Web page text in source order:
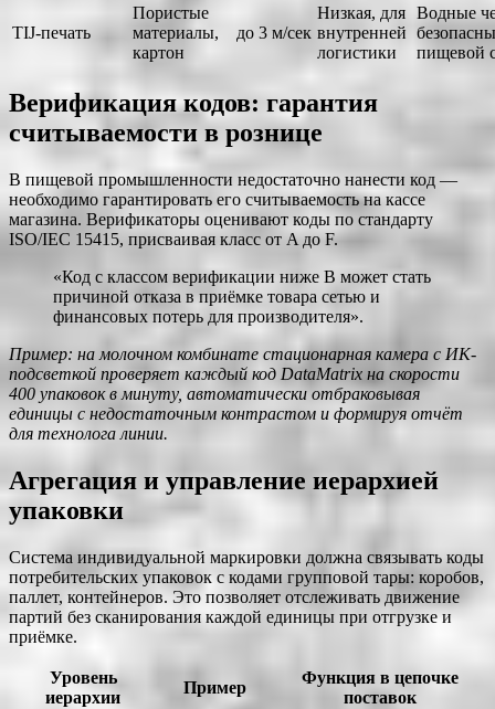
TIJ-печать
Пористые
материалы,
картон
до 3 м/сек
Низкая, для
внутренней
логистики
Водные
пищевой
Верификация кодов: гарантия
считываемости в рознице
В пищевой промышленности недостаточно нанести код —
необходимо гарантировать его считываемость на кассе
магазина. Верификаторы оценивают коды по стандарту
ISO/IEC 15415, присваивая класс от A до F.
«Код с классом верификации ниже B может стать
причиной отказа в приёмке товара сетью и
финансовых потерь для производителя».
Пример: на молочном комбинате стационарная камера с ИК-
подсветкой проверяет каждый код DataMatrix на скорости
400 упаковок в минуту, автоматически отбраковывая
единицы с недостаточным контрастом и формируя отчёт
для технолога линии.
Агрегация и управление иерархией
упаковки
Система индивидуальной маркировки должна связывать коды
потребительских упаковок с кодами групповой тары: коробов,
паллет, контейнеров. Это позволяет отслеживать движение
партий без сканирования каждой единицы при отгрузке и
приёмке.
Уровень
иерархии
Пример
Функция в цепочке
поставок